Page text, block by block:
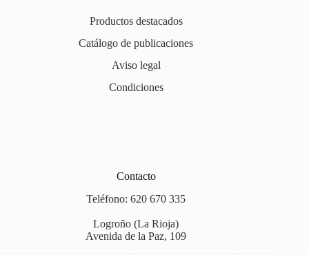
Productos destacados
Catálogo de publicaciones
Aviso legal
Condiciones
Contacto
Teléfono: 620 670 335
Logroño (La Rioja)
Avenida de la Paz, 109